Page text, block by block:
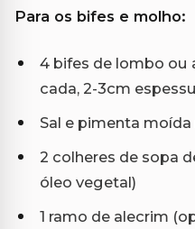
Para os bifes e molho:
4 bifes de lombo ou
cada, 2-3cm
Sal e pimenta moída
2 colheres de sopa
óleo vegetal)
1 ramo de alecrim